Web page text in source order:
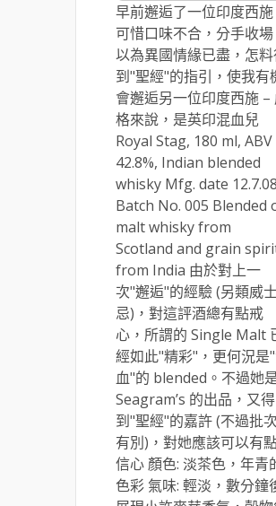
早前邂逅了一位印度西施
可惜口味不合，分手收場
以為異國情緣已盡，怎
到"聖經"的指引，使我有
會邂逅另一位印度西施 –
格來說，是英印混血兒
Royal Stag, 180 ml, ABV
42.8%, Indian blended
whisky Mfg. date
Batch No. 005 Blended
malt whisky from
Scotland and grain
from India 由於對上一
次"邂逅"的經驗 (另類威
忌)，對這評酒總有點戒
心，所謂的 Single Malt
經如此"精彩"，更何況是
血"的 blended。不過她
Seagram’s 的出品，又得
到"聖經"的嘉許 (不過批次
有別)，對她應該可以有
信心 顏色: 淡茶色，年青
色彩 氣味: 輕淡，數分鐘